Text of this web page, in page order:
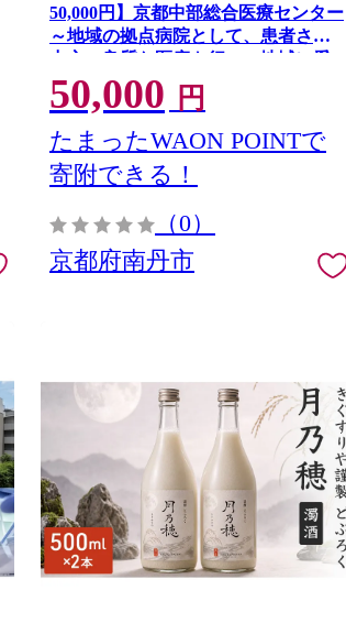
50,000円】京都中部総合医療センター
～地域の拠点病院として、患者さん
中心の良質な医療を行い、地域に愛
され信頼される病院を目指す～
50,000 円
たまったWAON POINTで
寄附できる！
（0）
京都府南丹市